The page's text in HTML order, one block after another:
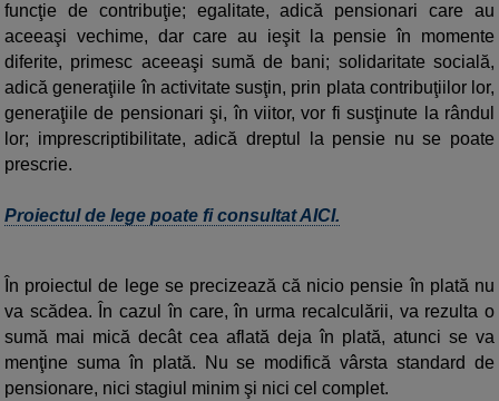
funcţie de contribuţie; egalitate, adică pensionari care au
aceeaşi vechime, dar care au ieşit la pensie în momente
diferite, primesc aceeaşi sumă de bani; solidaritate socială,
adică generaţiile în activitate susţin, prin plata contribuţiilor lor,
generaţiile de pensionari şi, în viitor, vor fi susţinute la rândul
lor; imprescriptibilitate, adică dreptul la pensie nu se poate
prescrie.
Proiectul de lege poate fi consultat AICI.
În proiectul de lege se precizează că nicio pensie în plată nu
va scădea. În cazul în care, în urma recalculării, va rezulta o
sumă mai mică decât cea aflată deja în plată, atunci se va
menţine suma în plată. Nu se modifică vârsta standard de
pensionare, nici stagiul minim şi nici cel complet.